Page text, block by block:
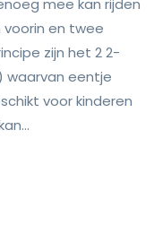
en twee
zijn het 2 2-
waarvan eentje
voor kinderen